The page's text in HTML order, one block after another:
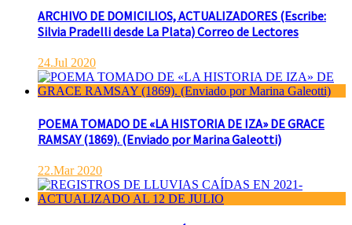
ARCHIVO DE DOMICILIOS, ACTUALIZADORES (Escribe:
Silvia Pradelli desde La Plata) Correo de Lectores
24.Jul 2020
POEMA TOMADO DE «LA HISTORIA DE IZA» DE GRACE
RAMSAY (1869). (Enviado por Marina Galeotti)
22.Mar 2020